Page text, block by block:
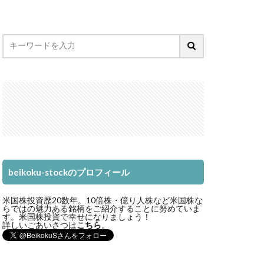
beikoku-stockのプロフィール
米国株投資歴20数年。10倍株・億り人株など米国株な
らではの魅力ある銘柄をご紹介することに努めていま
す。米国株投資で幸せになりましょう！
詳しいごあいさつはこちら。